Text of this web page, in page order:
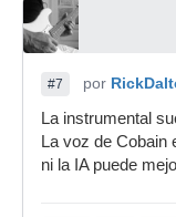
#7 por
La instrumental
La voz de Cobain
ni la IA puede